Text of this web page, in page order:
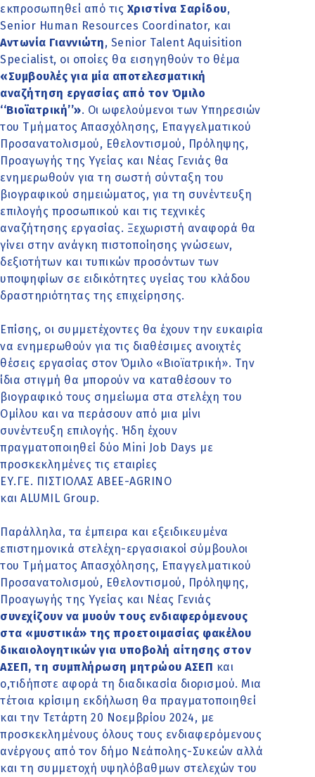
εκπροσωπηθεί από τις Χριστίνα Σαρίδου,
Senior Human Resources Coordinator, και
Αντωνία Γιαννιώτη, Senior Talent Aquisition
Specialist, οι οποίες θα εισηγηθούν το θέμα
«Συμβουλές για μία αποτελεσματική
αναζήτηση εργασίας από τον Όμιλο
‘‘Βιοϊατρική’’». Οι ωφελούμενοι των Υπηρεσιών
του Τμήματος Απασχόλησης, Επαγγελματικού
Προσανατολισμού, Εθελοντισμού, Πρόληψης,
Προαγωγής της Υγείας και Νέας Γενιάς θα
ενημερωθούν για τη σωστή σύνταξη του
βιογραφικού σημειώματος, για τη συνέντευξη
επιλογής προσωπικού και τις τεχνικές
αναζήτησης εργασίας. Ξεχωριστή αναφορά θα
γίνει στην ανάγκη πιστοποίησης γνώσεων,
δεξιοτήτων και τυπικών προσόντων των
υποψηφίων σε ειδικότητες υγείας του κλάδου
δραστηριότητας της επιχείρησης.
Επίσης, οι συμμετέχοντες θα έχουν την ευκαιρία
να ενημερωθούν για τις διαθέσιμες ανοιχτές
θέσεις εργασίας στον Όμιλο «Βιοϊατρική». Την
ίδια στιγμή θα μπορούν να καταθέσουν το
βιογραφικό τους σημείωμα στα στελέχη του
Ομίλου και να περάσουν από μια μίνι
συνέντευξη επιλογής. Ήδη έχουν
πραγματοποιηθεί δύο Mini Job Days με
προσκεκλημένες τις εταιρίες
ΕΥ.ΓΕ. ΠΙΣΤΙΟΛΑΣ ΑBEΕ-AGRINO
και ALUMIL Group.
Παράλληλα, τα έμπειρα και εξειδικευμένα
επιστημονικά στελέχη-εργασιακοί σύμβουλοι
του Τμήματος Απασχόλησης, Επαγγελματικού
Προσανατολισμού, Εθελοντισμού, Πρόληψης,
Προαγωγής της Υγείας και Νέας Γενιάς
συνεχίζουν να μυούν τους ενδιαφερόμενους
στα «μυστικά» της προετοιμασίας φακέλου
δικαιολογητικών για υποβολή αίτησης στον
ΑΣΕΠ, τη συμπλήρωση μητρώου ΑΣΕΠ και
ο,τιδήποτε αφορά τη διαδικασία διορισμού. Μια
τέτοια κρίσιμη εκδήλωση θα πραγματοποιηθεί
και την Τετάρτη 20 Νοεμβρίου 2024, με
προσκεκλημένους όλους τους ενδιαφερόμενους
ανέργους από τον δήμο Νεάπολης-Συκεών αλλά
και τη συμμετοχή υψηλόβαθμων στελεχών του